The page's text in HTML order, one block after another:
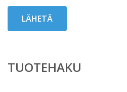
TUOTEHAKU